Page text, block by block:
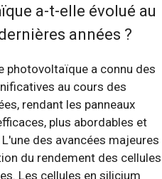
a-t-elle évolué au
années ?
photovoltaïque a connu des
au cours des
rendant les panneaux
plus abordables et
des avancées majeures
du rendement des cellules
Les cellules en silicium